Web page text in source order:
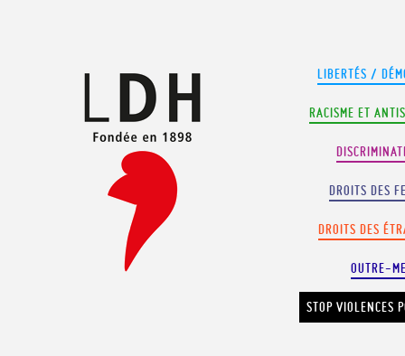
LIBERTÉS /
RACISME ET
DROITS DES
DROITS DES
OUTRE-
STOP VIOLENCES